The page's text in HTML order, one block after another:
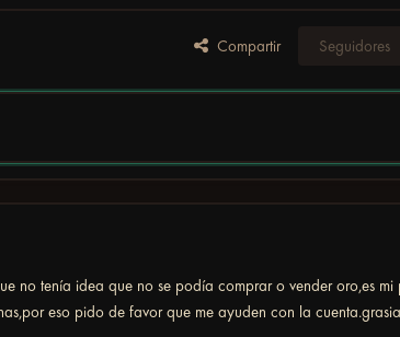
Compartir Seguidores
no tenía idea que no se podía comprar o vender oro,es mi
eso pido de favor que me ayuden con la